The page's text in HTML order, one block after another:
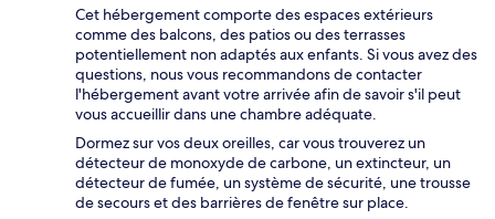
Cet hébergement comporte des espaces extérieurs
comme des balcons, des patios ou des terrasses
potentiellement non adaptés aux enfants. Si vous avez des
questions, nous vous recommandons de contacter
l'hébergement avant votre arrivée afin de savoir s'il peut
vous accueillir dans une chambre adéquate.
Dormez sur vos deux oreilles, car vous trouverez un
détecteur de monoxyde de carbone, un extincteur, un
détecteur de fumée, un système de sécurité, une trousse
de secours et des barrières de fenêtre sur place.